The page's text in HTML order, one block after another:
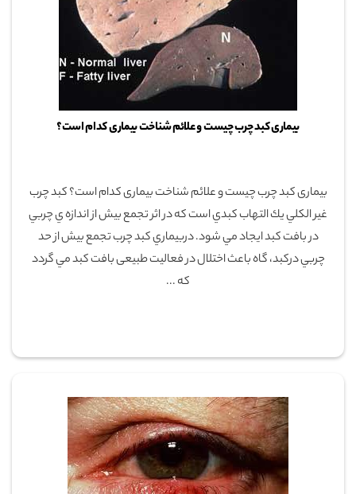
بیماری کبد چرب چیست و علائم شناخت بیماری کدام است؟
بیماری کبد چرب چیست و علائم شناخت بیماری کدام است؟ كبد چرب
غير الكلي يك التهاب كبدي است كه در اثر تجمع بيش از اندازه ي چربي
در بافت كبد ايجاد مي شود. دربيماري کبد چرب تجمع بيش از حد
چربي درکبد، گاه باعث اختلال در فعاليت طبيعی بافت كبد مي گردد
كه ...